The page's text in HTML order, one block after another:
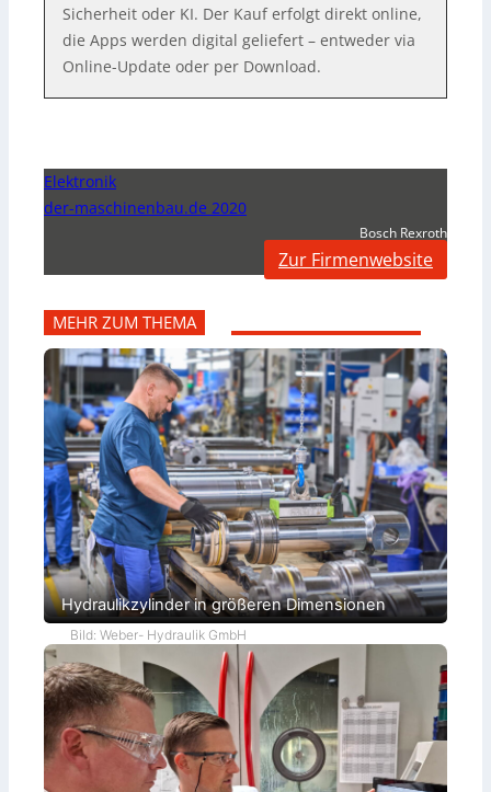
Sicherheit oder KI. Der Kauf erfolgt direkt online,
die Apps werden digital geliefert – entweder via
Online-Update oder per Download.
Elektronik
der-maschinenbau.de 2020
Bosch Rexroth
Zur Firmenwebsite
MEHR ZUM THEMA
Hydraulikzylinder in größeren Dimensionen
Bild: Weber- Hydraulik GmbH